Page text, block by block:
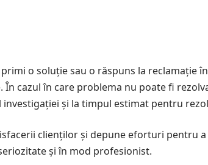
o soluție sau o răspuns la reclamație
cazul în care problema nu poate fi
și la timpul estimat pentru
clienților și depune eforturi pentru
și în mod profesionist.